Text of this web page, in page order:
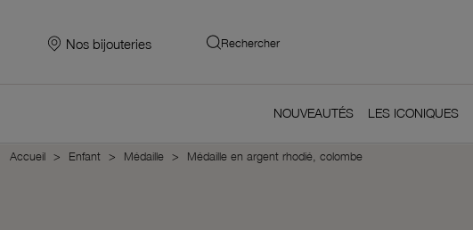
Nos bijouteries Rechercher
NOUVEAUTÉS LES ICONIQUES
Accueil Enfant Médaille Médaille en argent rhodié, colombe